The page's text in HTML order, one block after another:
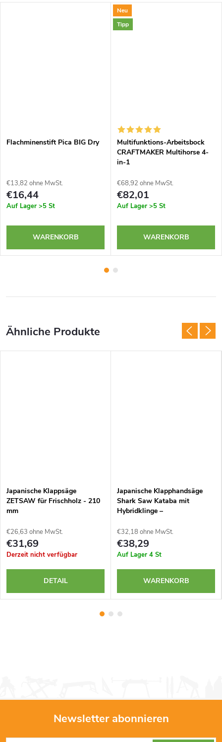
Flachminenstift Pica BIG Dry
€13,82 ohne MwSt.
€16,44
Auf Lager >5 St
WARENKORB
Neu
Tipp
Multifunktions-Arbeitsbock
CRAFTMAKER Multihorse 4-
in-1
€68,92 ohne MwSt.
€82,01
Auf Lager >5 St
WARENKORB
Japanische Klappsäge
ZETSAW für Frischholz - 210
mm
€26,63 ohne MwSt.
€31,69
Derzeit nicht verfügbar
DETAIL
Japanische Klapphandsäge
Shark Saw Kataba mit
Hybridklinge –
€32,18 ohne MwSt.
€38,29
Auf Lager 4 St
WARENKORB
Newsletter abonnieren